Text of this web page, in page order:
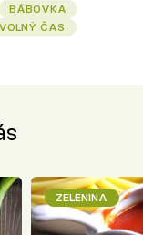
BÁBOVKA
ČAS
ZELENINA